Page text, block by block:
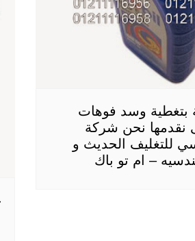
بتغطية وسد فوهات
نقدمها نحن شركة
للتغليف الحديث و
– ام تو باك